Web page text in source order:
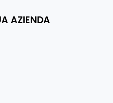
AZIENDA